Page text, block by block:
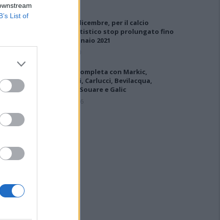
List of
DPCM 3 dicembre, per il calcio
dilettantistico stop prolungato fino
al 15 gennaio 2021
3 Dic 2020
L'Ilva si completa con Markic,
Contucci, Carlucci, Bevilacqua,
Solinas, Souare e Galic
7 Ago 2026